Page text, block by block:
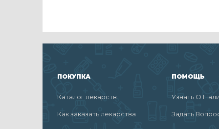
ПОКУПКА
Каталог лекарств
Как заказать лекарства
ПОМОЩЬ
Узнать О
Задать